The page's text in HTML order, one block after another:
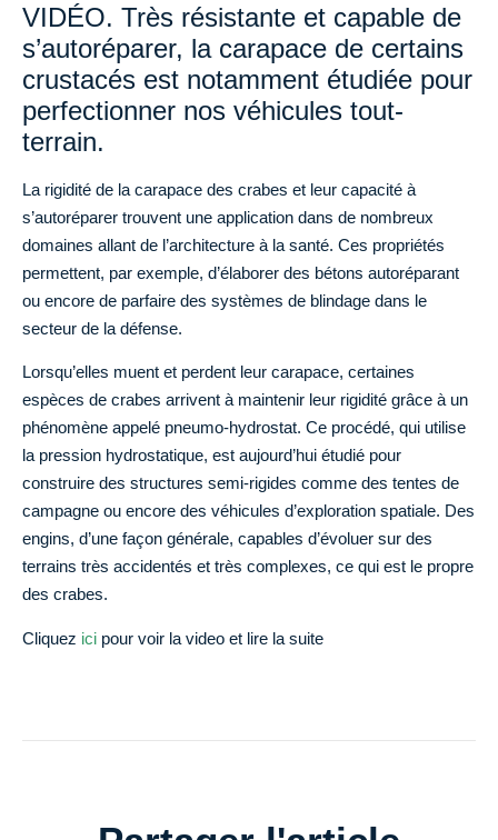
VIDÉO. Très résistante et capable de
s’autoréparer, la carapace de certains
crustacés est notamment étudiée pour
perfectionner nos véhicules tout-
terrain.
La rigidité de la carapace des crabes et leur capacité à
s’autoréparer trouvent une application dans de nombreux
domaines allant de l’architecture à la santé. Ces propriétés
permettent, par exemple, d’élaborer des bétons autoréparant
ou encore de parfaire des systèmes de blindage dans le
secteur de la défense.
Lorsqu’elles muent et perdent leur carapace, certaines
espèces de crabes arrivent à maintenir leur rigidité grâce à un
phénomène appelé pneumo-hydrostat. Ce procédé, qui utilise
la pression hydrostatique, est aujourd’hui étudié pour
construire des structures semi-rigides comme des tentes de
campagne ou encore des véhicules d’exploration spatiale. Des
engins, d’une façon générale, capables d’évoluer sur des
terrains très accidentés et très complexes, ce qui est le propre
des crabes.
Cliquez ici pour voir la video et lire la suite